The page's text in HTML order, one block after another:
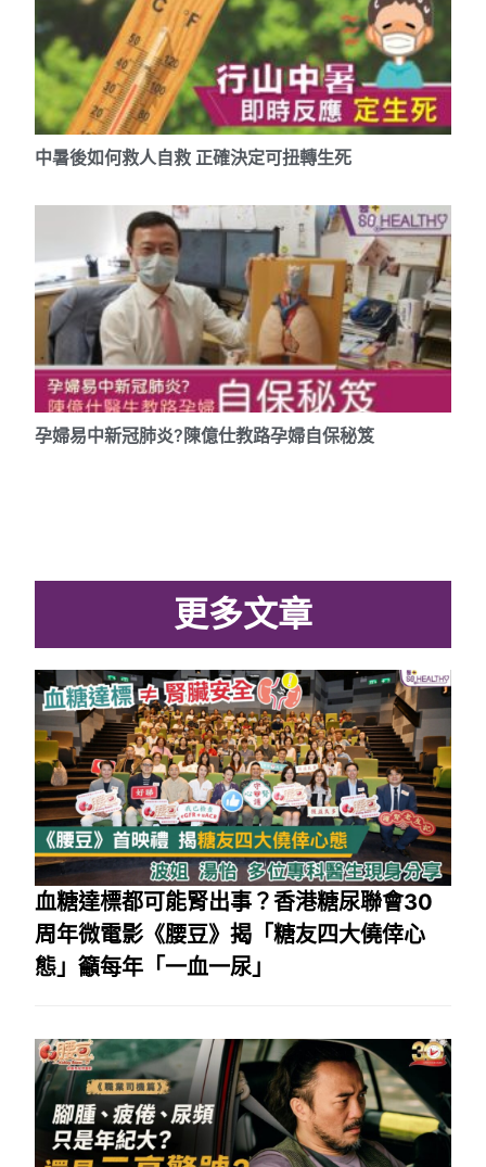
中暑後如何救人自救 正確決定可扭轉生死
孕婦易中新冠肺炎?陳億仕教路孕婦自保秘笈
更多文章
血糖達標都可能腎出事？香港糖尿聯會30
周年微電影《腰豆》揭「糖友四大僥倖心
態」籲每年「一血一尿」